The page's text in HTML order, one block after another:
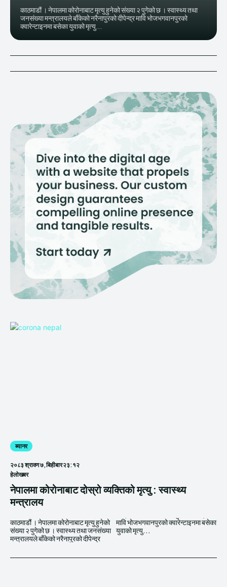
काठमाडौं । नेपालमा कोरोनाबाट मृत्यु हुनेको संख्या २ पुगेको छ । स्वास्थ्य तथा
जनसंख्या मन्त्रालयले बाँकेको नरैनापुरको दीपेन्द्र मावि भोजभगवानपुरको
क्वारेन्टाइनमा बसेका युवाको मृत्यु...
ब्यानर
२०८३ श्रावण ७, बिहीबार २३:१२
हेलाेखबर
नेपालमा कोरोनाबाट दोस्रो व्यक्तिको मृत्यु : स्वास्थ्य
मन्त्रालय
काठमाडौं । नेपालमा कोरोनाबाट मृत्यु हुनेको
संख्या २ पुगेको छ । स्वास्थ्य तथा जनसंख्या
मन्त्रालयले बाँकेको नरैनापुरको दीपेन्द्र
मावि भोजभगवानपुरको क्वारेन्टाइनमा बसेका
युवाको मृत्यु...